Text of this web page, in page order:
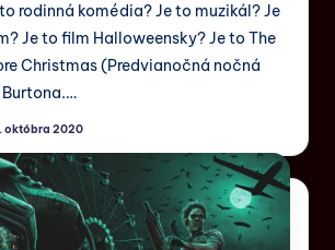
rodinná komédia? Je to muzikál? Je
Je to film Halloweensky? Je to The
Christmas (Predvianočná nočná
októbra 2020